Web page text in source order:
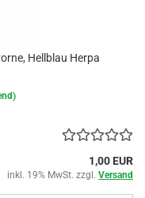
Hellblau Herpa
1,00 EUR
inkl. 19% MwSt. zzgl. Versand